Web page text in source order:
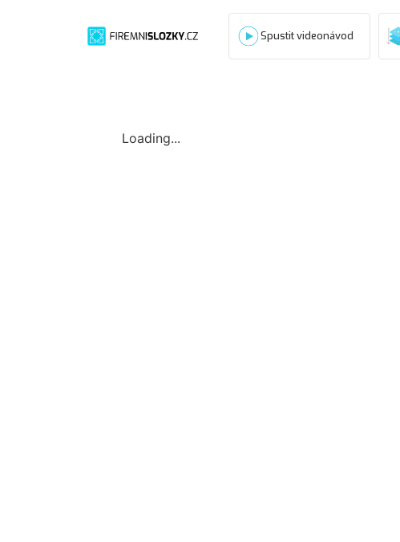
Spustit videonávod
Loading...